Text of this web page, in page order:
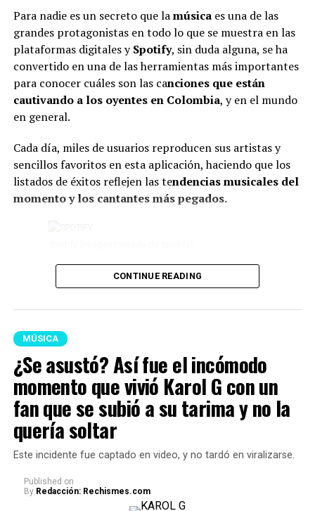
ellos.
“Me siento supremamente
agradecida por el amor que me
dan siempre. Siento que
cuando me paro en este
escenario, vivo una realidad
diferente. Como que ustedes
me demuestran que me
No obstante, pese a estas palabras, algunas personas
tener un trasfondo diferente al que expresó sobre el
escenario.
De hecho, algunos usuarios rumoran que podría
tratarse de situaciones personales que estaría
atravesando o, incluso, por Feid.
@markoentodo🥹❤️ @Karol G♬ sonido original –
Para nadie es un secreto que lamúsicaes una de las
grandes protagonistas en todo lo que se muestra en las
plataformas digitales ySpotify, sin duda alguna, se ha
convertido en una de las herramientas más importantes
para conocer cuáles son las canciones que están
cautivando a los oyentes en Colombia, y en el mundo
en general.
Cada día, miles de usuarios reproducen sus artistas y
sencillos favoritos en esta aplicación, haciendo que los
listados de éxitos reflejen las tendencias musicales del
momento y los cantantes más pegados.
De hecho, en los últimos días, varios artistas han
destacándose por la viralidad que han tomado sus
estrenos dentro de la industria.
reciente ranking del ‘
por Spotify’, se evidenció que los exponentes urbanos y
sonidos de este tipo, continúan conquistando al público,
al igual que algunas propuestas musicales
internacionales que han logrado convertirse entre las
favoritas de los colombianos.
Lee también: “Fui víctima de abvs6 s3xua7 de
Rafael Poveda”: Salieron a la luz los testimonios de
las presuntas víctimas que acusan al periodista
CONTINUE READING
MÚSICA
¿Se asustó? Así fue el incómodo
momento que vivió Karol G con un
fan que se subió a su tarima y no la
quería soltar
Este incidente fue captado en video, y no tardó en viralizarse.
Published on
By Redacción: Rechismes.com